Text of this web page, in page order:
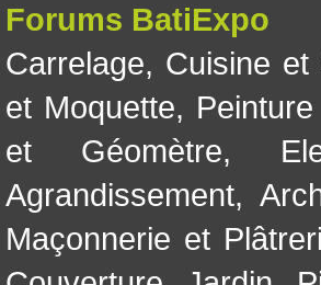
Forums BatiExpo
Carrelage, Cuisine et
et Moquette,
et Géomètre,
Agrandissement,
Maçonnerie et